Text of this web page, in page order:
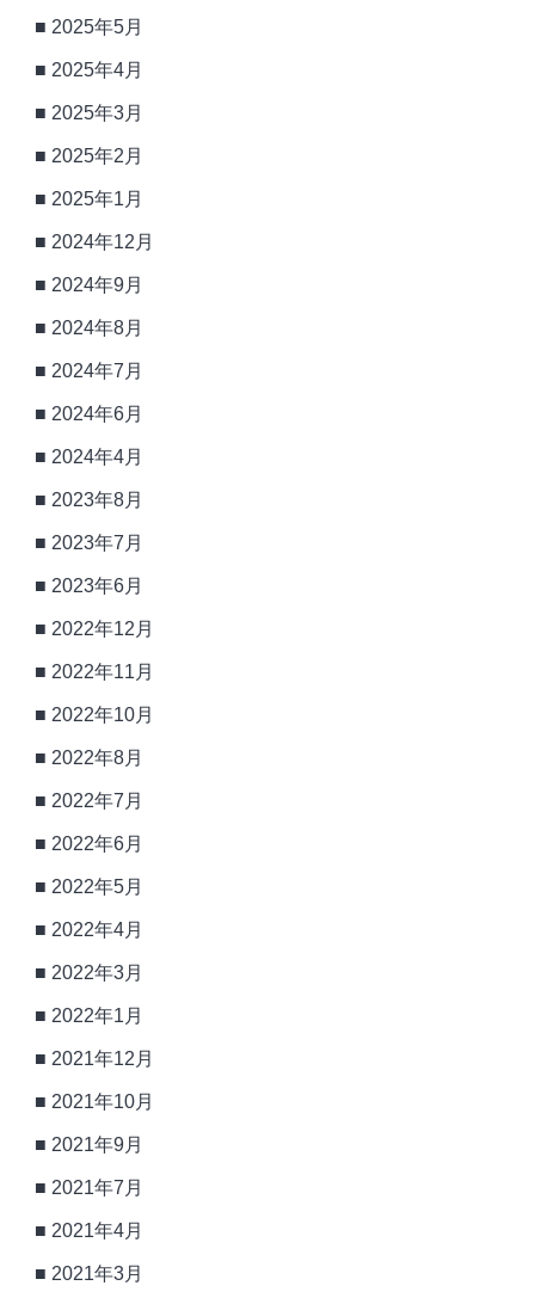
2025年5月
2025年4月
2025年3月
2025年2月
2025年1月
2024年12月
2024年9月
2024年8月
2024年7月
2024年6月
2024年4月
2023年8月
2023年7月
2023年6月
2022年12月
2022年11月
2022年10月
2022年8月
2022年7月
2022年6月
2022年5月
2022年4月
2022年3月
2022年1月
2021年12月
2021年10月
2021年9月
2021年7月
2021年4月
2021年3月